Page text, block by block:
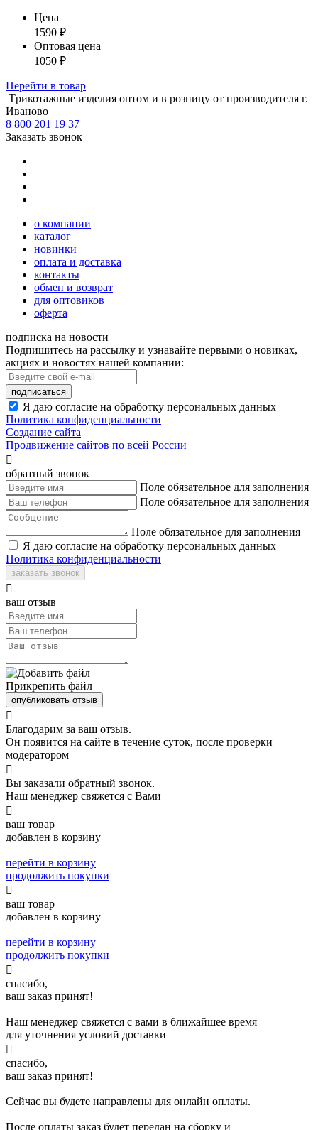
Цена
1590 ₽
Оптовая цена
1050 ₽
Перейти в товар
Tрикотажные изделия оптом и в розницу от производителя г.
Иваново
8 800 201 19 37
Заказать звонок
о компании
каталог
новинки
оплата и доставка
контакты
обмен и возврат
для оптовиков
оферта
подписка на новости
Подпишитесь на рассылку и узнавайте первыми о новиках,
акциях и новостях нашей компании:
подписаться
Я даю согласие на обработку персональных данных
Политика конфиденциальности
Создание сайта
Продвижение сайтов по всей России

обратный звонок
Поле обязательное для заполнения
Поле обязательное для заполнения
Поле обязательное для заполнения
Я даю согласие на обработку персональных данных
Политика конфиденциальности
заказать звонок

ваш отзыв
Прикрепить файл
опубликовать отзыв

Благодарим за ваш отзыв.
Он появится на сайте в течение суток, после проверки
модератором

Вы заказали обратный звонок.
Наш менеджер свяжется с Вами

ваш товар
добавлен в корзину
перейти в корзину
продолжить покупки

ваш товар
добавлен в корзину
перейти в корзину
продолжить покупки

спасибо,
ваш заказ принят!
Наш менеджер свяжется с вами в ближайшее время
для уточнения условий доставки

спасибо,
ваш заказ принят!
Сейчас вы будете направлены для онлайн оплаты.
После оплаты заказ будет передан на сборку и